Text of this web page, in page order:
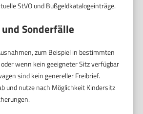
StVO und Bußgeldkatalogeinträge.
Sonderfälle
zum Beispiel in bestimmten
wenn kein geeigneter Sitz verfügbar
sind kein genereller Freibrief.
und nutze nach Möglichkeit Kindersitz